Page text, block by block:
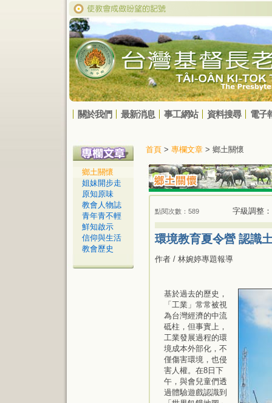
關於我們 最新消息 事工網站 資料搜尋 電子
鄉土關懷
姐妹開步走
原知原味
教會人物誌
青年青不輕
鮮知啟示
信仰與生活
教會歷史
首頁 > 專欄文章 > 鄉土關懷
點閱次數：589 字級調整：
環境教育夏令營 認識
作者 / 林婉婷專題報導
基於過去的歷史，
「工業」常常被視
為台灣經濟的中流
砥柱，但事實上，
工業發展過程的環
境成本外部化，不
僅傷害環境，也侵
害人權。在8日下
午，與會兒童們透
過體驗遊戲認識到